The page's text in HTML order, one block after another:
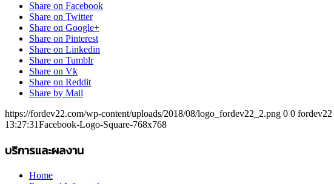
Share on Facebook
Share on Twitter
Share on Google+
Share on Pinterest
Share on Linkedin
Share on Tumblr
Share on Vk
Share on Reddit
Share by Mail
https://fordev22.com/wp-content/uploads/2018/08/logo_fordev22_2.png 0 0 fordev22
13:27:31Facebook-Logo-Square-768x768
บริการและผลงาน
Home